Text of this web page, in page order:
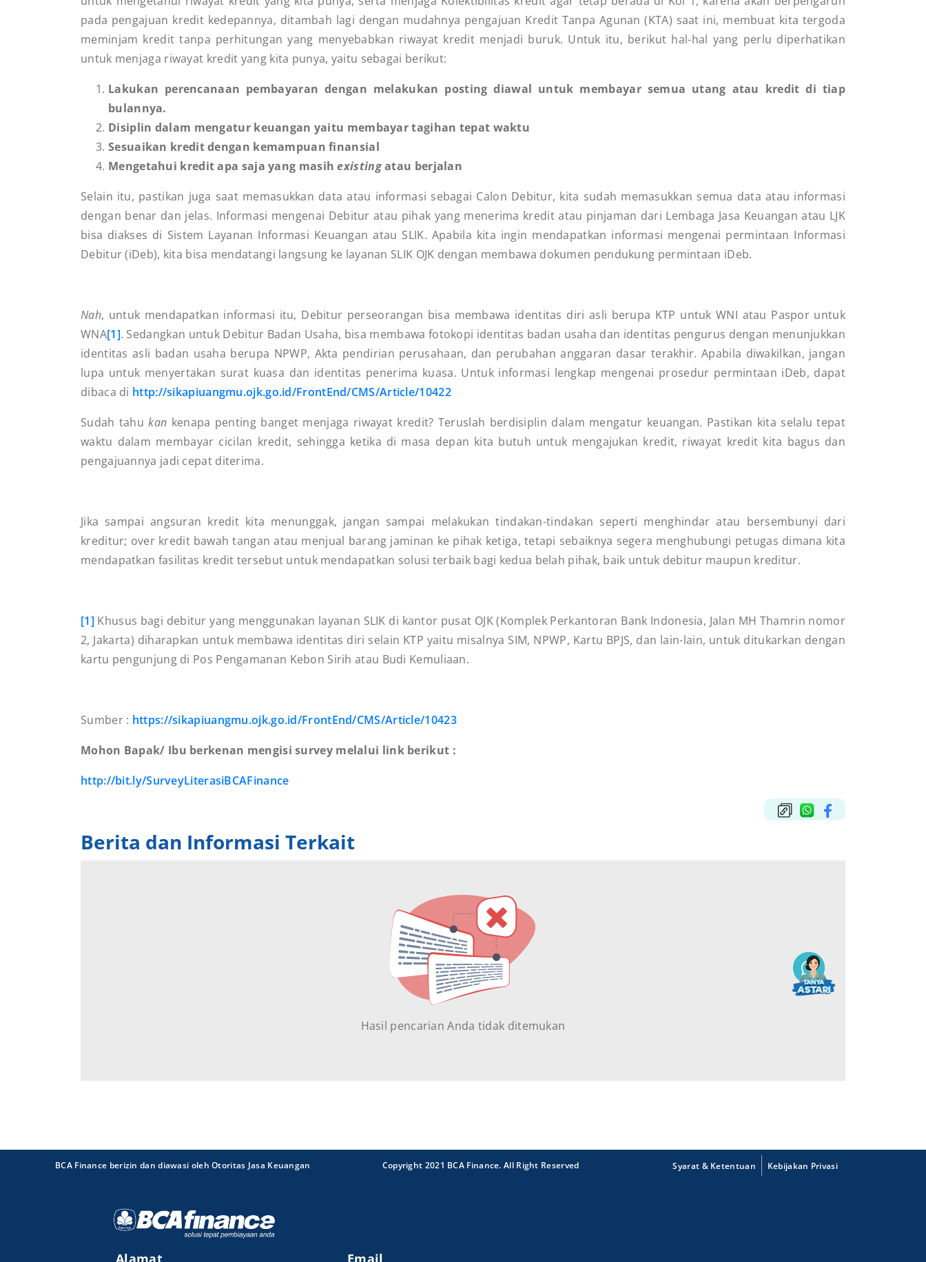
pada pengajuan kredit kedepannya, ditambah lagi dengan mudahnya pengajuan Kredit Tanpa Agunan (KTA) saat ini, membuat kita tergoda
meminjam kredit tanpa perhitungan yang menyebabkan riwayat kredit menjadi buruk. Untuk itu, berikut hal-hal yang perlu diperhatikan
untuk menjaga riwayat kredit yang kita punya, yaitu sebagai berikut:
Lakukan perencanaan pembayaran dengan melakukan posting diawal untuk membayar semua utang atau kredit di tiap
bulannya.
Disiplin dalam mengatur keuangan yaitu membayar tagihan tepat waktu
Sesuaikan kredit dengan kemampuan finansial
Mengetahui kredit apa saja yang masihexistingatau berjalan
Selain itu, pastikan juga saat memasukkan data atau informasi sebagai Calon Debitur, kita sudah memasukkan semua data atau informasi
dengan benar dan jelas. Informasi mengenai Debitur atau pihak yang menerima kredit atau pinjaman dari Lembaga Jasa Keuangan atau LJK
bisa diakses di Sistem Layanan Informasi Keuangan atau SLIK. Apabila kita ingin mendapatkan informasi mengenai permintaan Informasi
Debitur (iDeb), kita bisa mendatangi langsung ke layanan SLIK OJK dengan membawa dokumen pendukung permintaan iDeb.
Nah, untuk mendapatkan informasi itu, Debitur perseorangan bisa membawa identitas diri asli berupa KTP untuk WNI atau Paspor untuk
WNA[1]. Sedangkan untuk Debitur Badan Usaha, bisa membawa fotokopi identitas badan usaha dan identitas pengurus dengan menunjukkan
identitas asli badan usaha berupa NPWP, Akta pendirian perusahaan, dan perubahan anggaran dasar terakhir. Apabila diwakilkan, jangan
lupa untuk menyertakan surat kuasa dan identitas penerima kuasa. Untuk informasi lengkap mengenai prosedur permintaan iDeb, dapat
dibaca di http://sikapiuangmu.ojk.go.id/FrontEnd/CMS/Article/10422
Sudah tahukan kenapa penting banget menjaga riwayat kredit? Teruslah berdisiplin dalam mengatur keuangan. Pastikan kita selalu tepat
waktu dalam membayar cicilan kredit, sehingga ketika di masa depan kita butuh untuk mengajukan kredit, riwayat kredit kita bagus dan
pengajuannya jadi cepat diterima.
Jika sampai angsuran kredit kita menunggak, jangan sampai melakukan tindakan-tindakan seperti menghindar atau bersembunyi dari
kreditur; over kredit bawah tangan atau menjual barang jaminan ke pihak ketiga, tetapi sebaiknya segera menghubungi petugas dimana kita
mendapatkan fasilitas kredit tersebut untuk mendapatkan solusi terbaik bagi kedua belah pihak, baik untuk debitur maupun kreditur.
[1] Khusus bagi debitur yang menggunakan layanan SLIK di kantor pusat OJK (Komplek Perkantoran Bank Indonesia, Jalan MH Thamrin nomor
2, Jakarta) diharapkan untuk membawa identitas diri selain KTP yaitu misalnya SIM, NPWP, Kartu BPJS, dan lain-lain, untuk ditukarkan dengan
kartu pengunjung di Pos Pengamanan Kebon Sirih atau Budi Kemuliaan.
Sumber : https://sikapiuangmu.ojk.go.id/FrontEnd/CMS/Article/10423
Mohon Bapak/ Ibu berkenan mengisi survey melalui link berikut :
http://bit.ly/SurveyLiterasiBCAFinance
Berita dan Informasi Terkait
Hasil pencarian Anda tidak ditemukan
BCA Finance berizin dan diawasi oleh Otoritas Jasa Keuangan Copyright 2021 BCA Finance. All Right Reserved Syarat & Ketentuan Kebijakan Privasi